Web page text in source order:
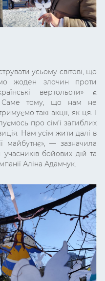
усьому світові, що
жоден злочин проти
вертольоти» є
Саме тому, що нам не
такі акції, як ця. І
про сім'ї загиблих
Нам усім жити далі в
майбутнє»,— зазначила
учасників бойових дій та
Аліна Адамчук